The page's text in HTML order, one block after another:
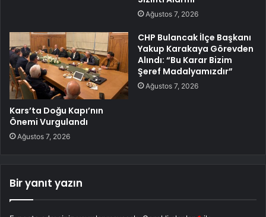
Ağustos 7, 2026
Kars’ta Doğu Kapı’nın
Önemi Vurgulandı
Ağustos 7, 2026
CHP Bulancak İlçe Başkanı
Yakup Karakaya Görevden
Alındı: “Bu Karar Bizim
Şeref Madalyamızdır”
Ağustos 7, 2026
Bir yanıt yazın